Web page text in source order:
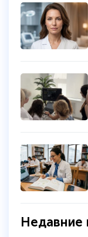
Недавние